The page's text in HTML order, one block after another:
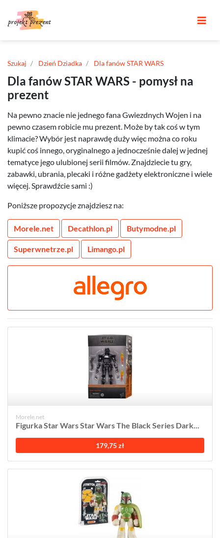
Szukaj Dzień Dziadka Dla fanów STAR WARS
Dla fanów STAR WARS - pomysł na
prezent
Na pewno znacie nie jednego fana Gwiezdnych Wojen i na
pewno czasem robicie mu prezent. Może by tak coś w tym
klimacie? Wybór jest naprawdę duży więc można co roku
kupić coś innego, oryginalnego a jednocześnie dalej w jednej
tematyce jego ulubionej serii filmów. Znajdziecie tu gry,
zabawki, ubrania, plecaki i różne gadżety elektroniczne i wiele
więcej. Sprawdźcie sami :)
Poniższe propozycje znajdziesz na:
Morele.net Decathlon.pl Butymodne.pl
Superwnetrze.pl Limango.pl
Morele.net
Figurka Star Wars Star Wars The Black Series Dark...
179,75 zł